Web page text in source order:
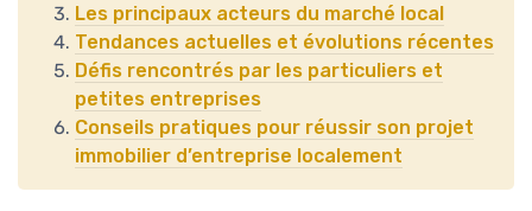
Les principaux acteurs du marché local
Tendances actuelles et évolutions récentes
Défis rencontrés par les particuliers et
petites entreprises
Conseils pratiques pour réussir son projet
immobilier d’entreprise localement